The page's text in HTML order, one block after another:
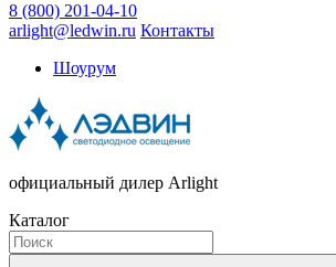
8 (800) 201-04-10
arlight@ledwin.ru Контакты
Шоурум
официальный дилер Arlight
Каталог